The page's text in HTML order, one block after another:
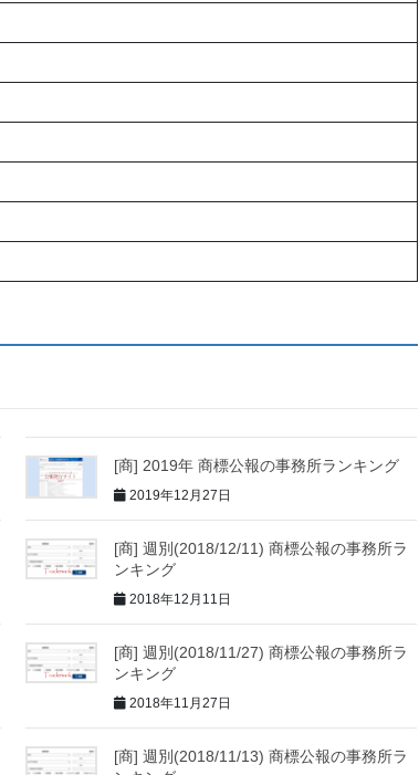
[商] 2019年 商標公報の事務所ランキング
2019年12月27日
[商] 週別(2018/12/11) 商標公報の事務所ラ
ンキング
2018年12月11日
[商] 週別(2018/11/27) 商標公報の事務所ラ
ンキング
2018年11月27日
[商] 週別(2018/11/13) 商標公報の事務所ラ